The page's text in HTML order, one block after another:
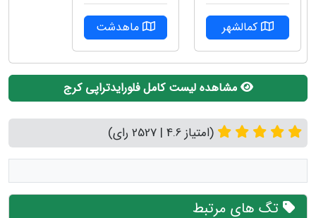
کمالشهر ماهدشت
مشاهده لیست کامل فلورایدتراپی کرج
(امتیاز 4.6 | 2527 رای)
تگ های مرتبط